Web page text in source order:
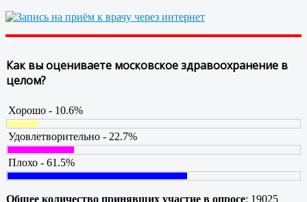
Как вы оцениваете московское здравоохранение в
целом?
Хорошо - 10.6%
Удовлетворительно - 22.7%
Плохо - 61.5%
Общее количество принявших участие в опросе: 19025